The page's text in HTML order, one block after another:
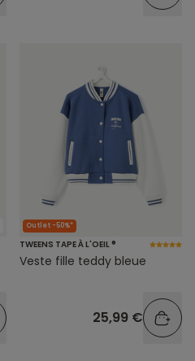
Outlet -50%*
TWEENS TAPE À L'OEIL ®
Veste fille teddy bleue
25,99 €